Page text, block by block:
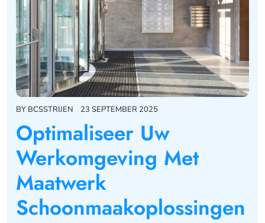
BY BCSSTRIJEN 23 SEPTEMBER 2025
Optimaliseer Uw
Werkomgeving Met
Maatwerk
Schoonmaakoplossingen